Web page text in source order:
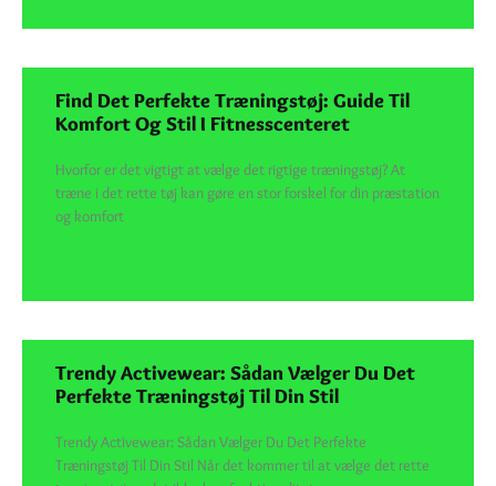
Find Det Perfekte Træningstøj: Guide Til
Komfort Og Stil I Fitnesscenteret
Hvorfor er det vigtigt at vælge det rigtige træningstøj? At
træne i det rette tøj kan gøre en stor forskel for din præstation
og komfort
Trendy Activewear: Sådan Vælger Du Det
Perfekte Træningstøj Til Din Stil
Trendy Activewear: Sådan Vælger Du Det Perfekte
Træningstøj Til Din Stil Når det kommer til at vælge det rette